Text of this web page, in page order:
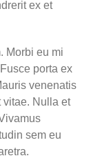
ex et
Morbi eu mi
porta ex
venenatis
vitae. Nulla et
sem eu